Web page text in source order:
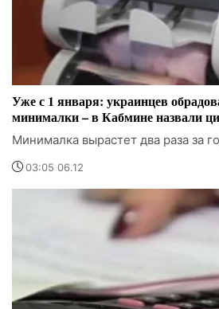
Уже с 1 января: украинцев
минималки – в Кабмине назвали
Минималка вырастет два раза за
03:05 06.12